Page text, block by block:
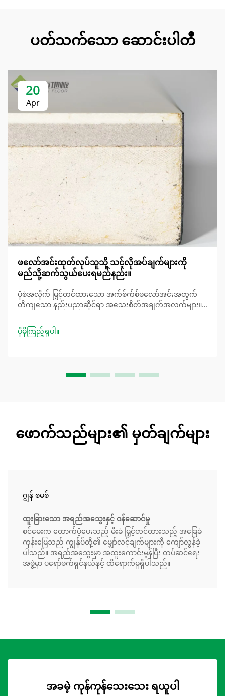
ပတ်သက်သော ဆောင်းပါတီ
20
Apr
ဖလော်အင်းထုတ်လုပ်သူသို့ သင့်လိုအပ်ချက်များကို
မည်သို့ဆက်သွယ်ပေးရမည်နည်း။
ပုံစံအလိုက် မြှင့်တင်ထားသော အက်စ်က်စ်ဖလော်အင်းအတွက်
တိကျသော နည်းပညာဆိုင်ရာ အသေးစိတ်အချက်အလက်များ။
သော အက်စ်က်စ်ဖလော်အင်းအတွက် အသေးစိတ်
အချက်အလက်များကို ဖော်ပြရာတွင် “အလေးချန်သော” နှင့်
ပိုမိုကြည့်ရှုပါ။
ဖောက်သည်များ၏ မှတ်ချက်များ
ဂျွန် စမစ်
ထူးခြားသော အရည်အသွေးနှင့် ဝန်ဆောင်မှု
စင်မေးက ထောက်ပံ့ပေးသည့် မီးခံ မြှင့်တင်ထားသည့် အခြေခံ
ကုန်းမြေသည် ကျွန်ုပ်တို့၏ မျှော်လင့်ချက်များကို ကျော်လွန်ခဲ့
ပါသည်။ အရည်အသွေးမှာ အထူးကောင်းမွန်ပြီး တပ်ဆင်ရေး
အဖွဲ့မှာ ပရော်ဖက်ရှင်နယ်နှင့် ထိရောက်မှုရှိပါသည်။
အခမဲ့ ကုန်ကုန်သေးသေး ရယူပါ